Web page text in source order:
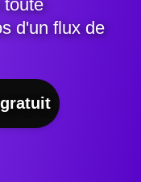
toute
d'un flux de